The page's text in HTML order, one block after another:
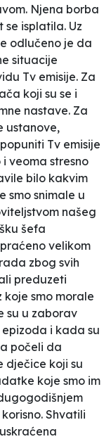
Njena borba
isplatila. Uz
odlučeno je da
situacije
Tv emisije. Za
koji su se i
nastave. Za
ustanove,
Tv emisije
veoma stresno
bilo kakvim
smo snimale u
našeg
šefa
velikom
zbog svih
preduzeti
koje smo morale
su u zaborav
i kada su
počeli da
dječice koji su
koje smo im
Shvatili